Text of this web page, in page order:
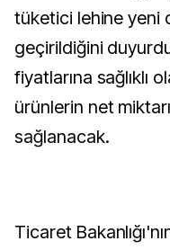
tüketici lehine yeni
geçirildiğini
fiyatlarına sağlıklı
ürünlerin net
sağlanacak.
Ticaret